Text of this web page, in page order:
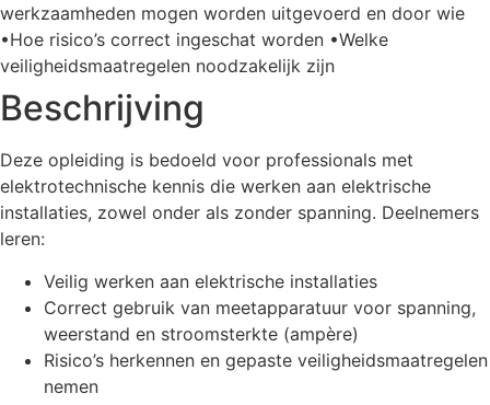
werkzaamheden mogen worden uitgevoerd en door wie
•Hoe risico’s correct ingeschat worden •Welke
veiligheidsmaatregelen noodzakelijk zijn
Beschrijving
Deze opleiding is bedoeld voor professionals met
elektrotechnische kennis die werken aan elektrische
installaties, zowel onder als zonder spanning. Deelnemers
leren:
Veilig werken aan elektrische installaties
Correct gebruik van meetapparatuur voor spanning,
weerstand en stroomsterkte (ampère)
Risico’s herkennen en gepaste veiligheidsmaatregelen
nemen